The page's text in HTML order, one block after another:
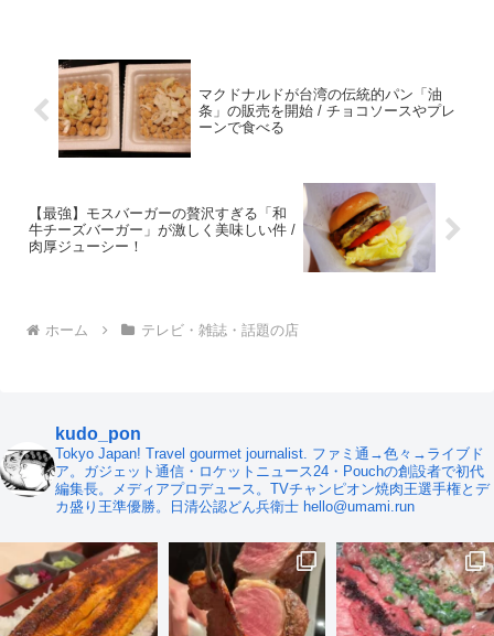
マクドナルドが台湾の伝統的パン「油
条」の販売を開始 / チョコソースやプレ
ーンで食べる
【最強】モスバーガーの贅沢すぎる「和
牛チーズバーガー」が激しく美味しい件 /
肉厚ジューシー！
ホーム テレビ・雑誌・話題の店
kudo_pon
Tokyo Japan! Travel gourmet journalist. ファミ通→色々→ライブド
ア。ガジェット通信・ロケットニュース24・Pouchの創設者で初代
編集長。メディアプロデュース。TVチャンピオン焼肉王選手権とデ
カ盛り王準優勝。日清公認どん兵衛士 hello@umami.run